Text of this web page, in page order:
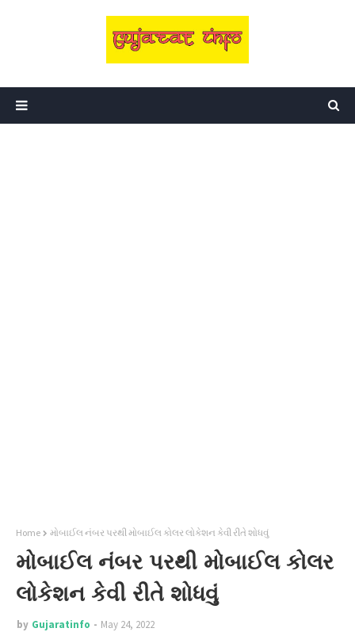
Home મોબાઈલ નંબર પરથી મોબાઈલ કોલર લોકેશન કેવી રીતે શોધવું
મોબાઈલ નંબર પરથી મોબાઈલ કોલર
લોકેશન કેવી રીતે શોધવું
by Gujaratinfo May 24, 2022